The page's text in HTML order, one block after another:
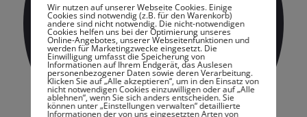
Wir nutzen auf unserer Webseite Cookies. Einige
Cookies sind notwendig (z.B. für den Warenkorb)
andere sind nicht notwendig. Die nicht-notwendigen
Cookies helfen uns bei der Optimierung unseres
Online-Angebotes, unserer Webseitenfunktionen und
werden für Marketingzwecke eingesetzt. Die
Einwilligung umfasst die Speicherung von
Informationen auf Ihrem Endgerät, das Auslesen
personenbezogener Daten sowie deren Verarbeitung.
Klicken Sie auf „Alle akzeptieren“, um in den Einsatz von
nicht notwendigen Cookies einzuwilligen oder auf „Alle
ablehnen“, wenn Sie sich anders entscheiden. Sie
können unter „Einstellungen verwalten“ detaillierte
Informationen der von uns eingesetzten Arten von